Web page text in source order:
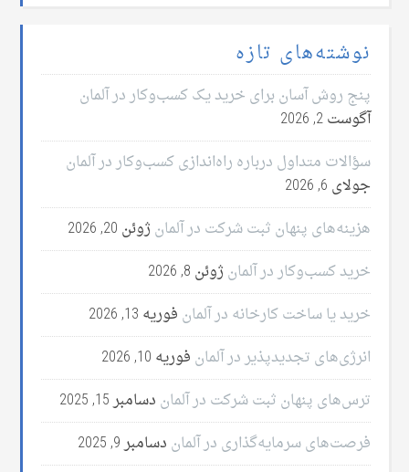
نوشته‌های تازه
پنج روش آسان برای خرید یک کسب‌وکار در آلمان
آگوست 2, 2026
سؤالات متداول درباره راه‌اندازی کسب‌وکار در آلمان
جولای 6, 2026
هزینه‌های پنهان ثبت شرکت در آلمان ژوئن 20, 2026
خرید کسب‌وکار در آلمان ژوئن 8, 2026
خرید یا ساخت کارخانه در آلمان فوریه 13, 2026
انرژی‌های تجدیدپذیر در آلمان فوریه 10, 2026
ترس‌های پنهان ثبت شرکت در آلمان دسامبر 15, 2025
فرصت‌های سرمایه‌گذاری در آلمان دسامبر 9, 2025